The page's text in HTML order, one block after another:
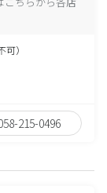
）
215-0496